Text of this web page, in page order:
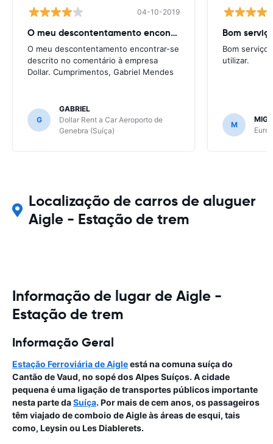
04-10-2019
O meu descontentamento encontrar-se descrito
O meu descontentamento encontrar-se
descrito no comentário à empresa
Dollar. Cumprimentos, Gabriel Mendes
G
GABRIEL
Dollar Rent a Car Aeroporto de
Genebra (Suíça)
Bom
utilizar.
M
Localização de carros de aluguer
Aigle - Estação de trem
Informação de lugar de Aigle -
Estação de trem
Informação Geral
Estação Ferroviária de Aigleestá na comuna suíça do
Cantão de Vaud, no sopé dos Alpes Suíços. A cidade
pequena é uma ligação de transportes públicos importante
nesta parte daSuíça. Por mais de cem anos, os passageiros
têm viajado de comboio de Aigle às áreas de esqui, tais
como, Leysin ou Les Diablerets.